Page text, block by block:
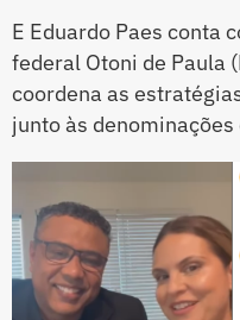
E Eduardo Paes conta
federal Otoni de Paula
coordena as
junto às